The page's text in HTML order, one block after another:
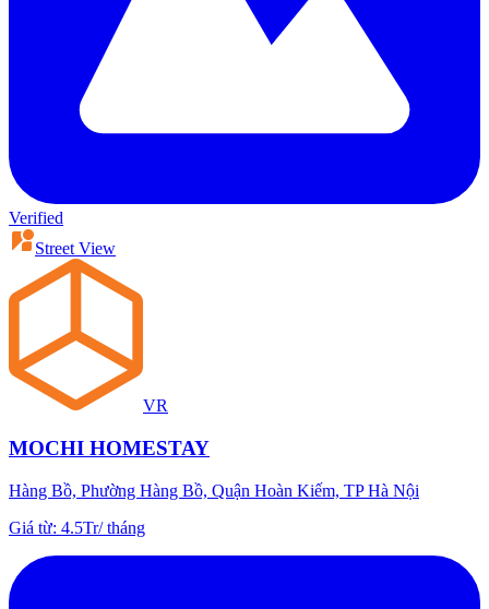
Verified
Street View
VR
MOCHI HOMESTAY
Hàng Bồ, Phường Hàng Bồ, Quận Hoàn Kiếm, TP Hà Nội
Giá từ: 4.5Tr/tháng